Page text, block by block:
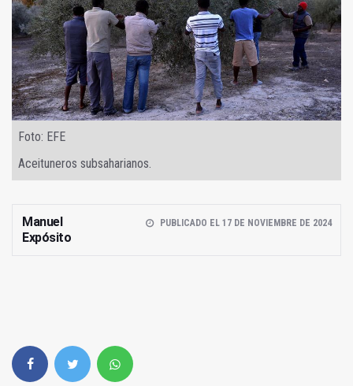
Foto: EFE
Aceituneros subsaharianos.
Manuel
Expósito
PUBLICADO EL 17 DE NOVIEMBRE DE 2024